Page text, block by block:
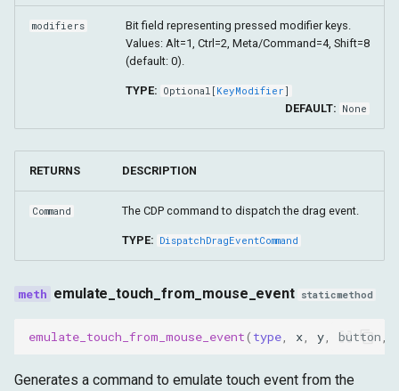
modifiers
Bit field representing pressed modifier keys.
Values: Alt=1, Ctrl=2, Meta/Command=4, Shift=8
(default: 0).
TYPE: Optional [KeyModifier]
DEFAULT: None
RETURNS DESCRIPTION
Command The CDP command to dispatch the drag event.
TYPE: DispatchDragEventCommand
emulate_touch_from_mouse_event staticmethod
emulate_touch_from_mouse_event( type x y button
Generates a command to emulate touch event from the